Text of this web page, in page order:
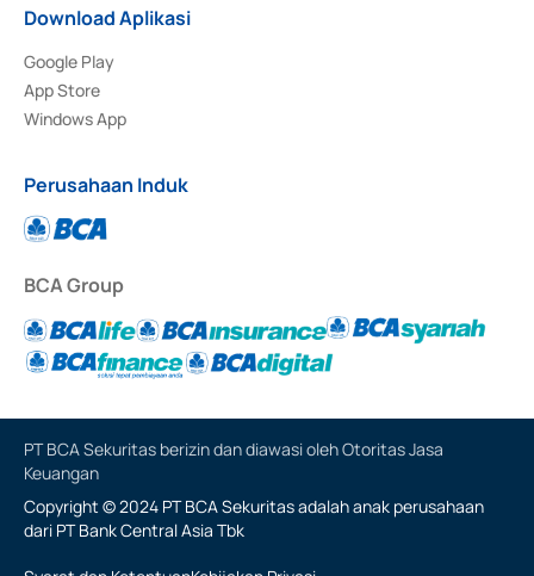
Download Aplikasi
Google Play
App Store
Windows App
Perusahaan Induk
BCA Group
PT BCA Sekuritas berizin dan diawasi oleh Otoritas Jasa
Keuangan
Copyright © 2024 PT BCA Sekuritas adalah anak perusahaan
dari PT Bank Central Asia Tbk